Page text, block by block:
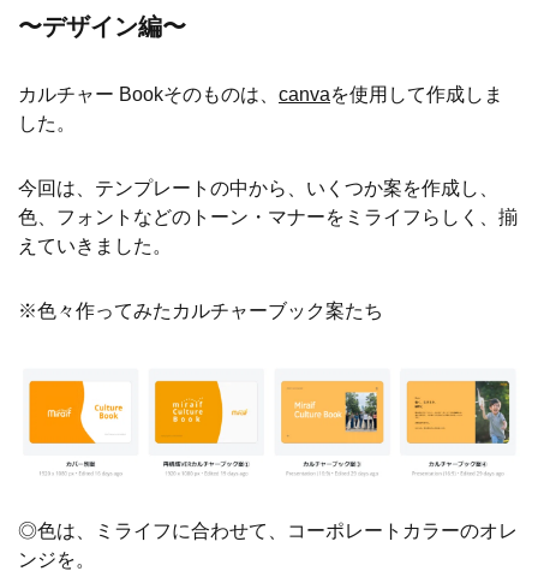
〜デザイン編〜
カルチャー Bookそのものは、 canvaを使用して作成しま
した。
今回は、テンプレートの中から、いくつか案を作成し、
色、フォントなどのトーン・マナーをミライフらしく、揃
えていきました。
※色々作ってみたカルチャーブック案たち
◎色は、ミライフに合わせて、コーポレートカラーのオレ
ンジを。